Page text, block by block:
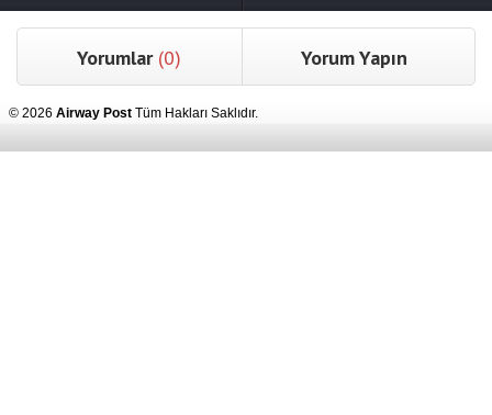
Yorumlar (0) Yorum Yapın
© 2026 Airway Post Tüm Hakları Saklıdır.